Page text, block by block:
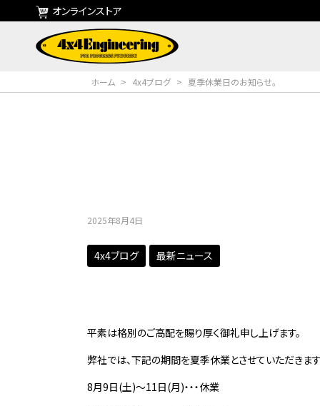
オンラインストア
ホーム > 4x4ブログ > 夏季休業日のお知らせ。
2025年8月4日
4x4ブログ 最新ニュース
平素は格別のご高配を賜り厚く御礼申し上げます。
弊社では、下記の期間を夏季休業とさせていただきます
8月9日(土)～11日(月)・・・休業